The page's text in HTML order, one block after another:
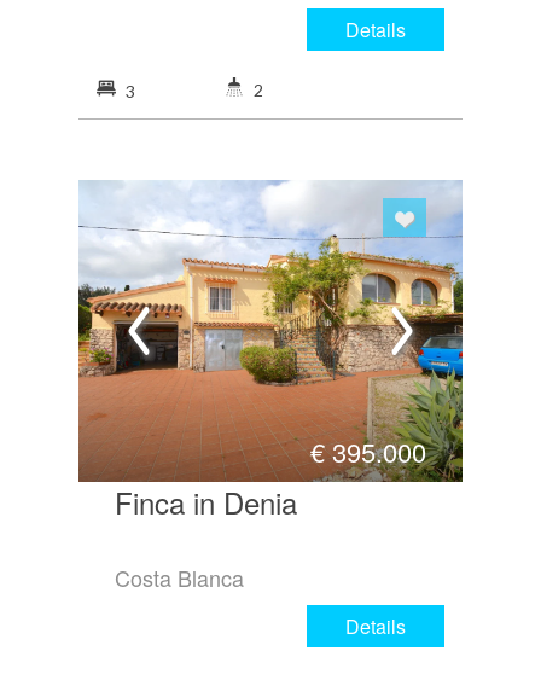
Details
3 2
€395.000
Finca in Denia
Costa Blanca
Details